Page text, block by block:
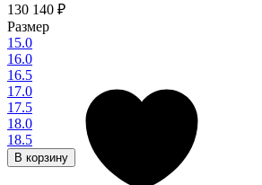
130 140 ₽
Размер
15.0
16.0
16.5
17.0
17.5
18.0
18.5
В корзину